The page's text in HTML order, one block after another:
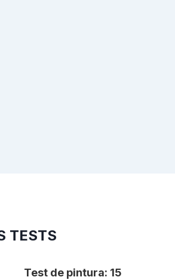
TESTS
Test de pintura: 15